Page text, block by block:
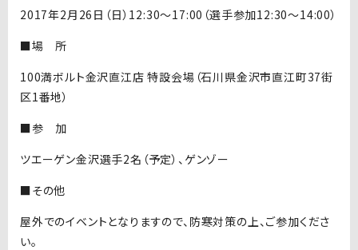
2017年2月26日（日）12:30〜17:00（選手参加12:30〜14:00）
■場 所
100満ボルト金沢直江店 特設会場（石川県金沢市直江町37街
区1番地）
■参 加
ツエーゲン金沢選手2名（予定）、ゲンゾー
■その他
屋外でのイベントとなりますので、防寒対策の上、ご参加くださ
い。